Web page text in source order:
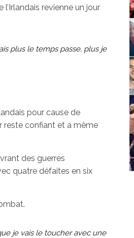
revienne un jour
plus le temps passe, plus je
pour cause de
reste confiant et a même
des guerres
quatre défaites en six
je vais le toucher avec une